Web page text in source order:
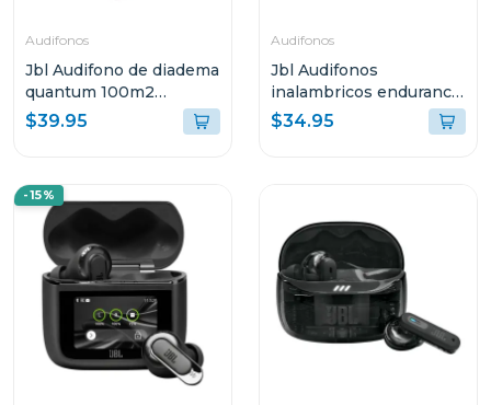
Audifonos
Jbl Audifono de diadema
quantum 100m2
púrpura qtum100m2
$39.95
Audifonos
Jbl Audifonos
inalambricos endurance
run 2 azul endurruna2
$34.95
-15%